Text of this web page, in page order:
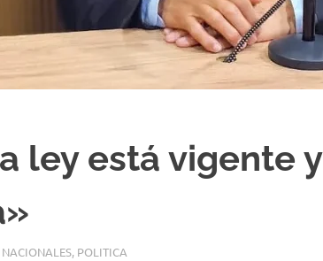
ley está vigente y
NACIONALES, POLITICA